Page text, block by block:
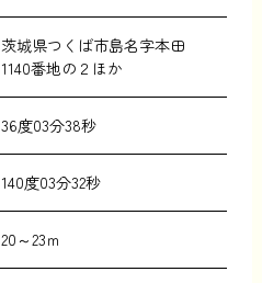
茨城県つくば市島名字本田
1140番地の２ほか
36度03分38秒
140度03分32秒
20～23ｍ